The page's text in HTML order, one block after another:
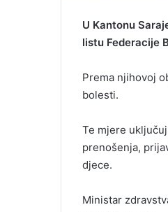
U Kantonu
listu Federacije
Prema njihovoj
bolesti.
Te mjere
prenošenja,
djece.
Ministar